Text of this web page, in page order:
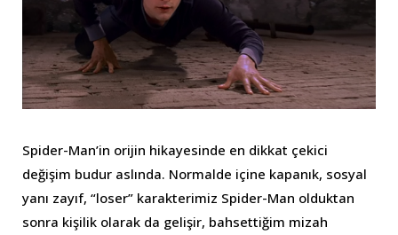
Spider-Man’in orijin hikayesinde en dikkat çekici
değişim budur aslında. Normalde içine kapanık, sosyal
yanı zayıf, “loser” karakterimiz Spider-Man olduktan
sonra kişilik olarak da gelişir, bahsettiğim mizah